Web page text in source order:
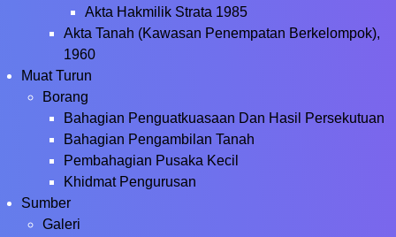
Akta Hakmilik Strata 1985
Akta Tanah (Kawasan Penempatan Berkelompok),
1960
Muat Turun
Borang
Bahagian Penguatkuasaan Dan Hasil Persekutuan
Bahagian Pengambilan Tanah
Pembahagian Pusaka Kecil
Khidmat Pengurusan
Sumber
Galeri